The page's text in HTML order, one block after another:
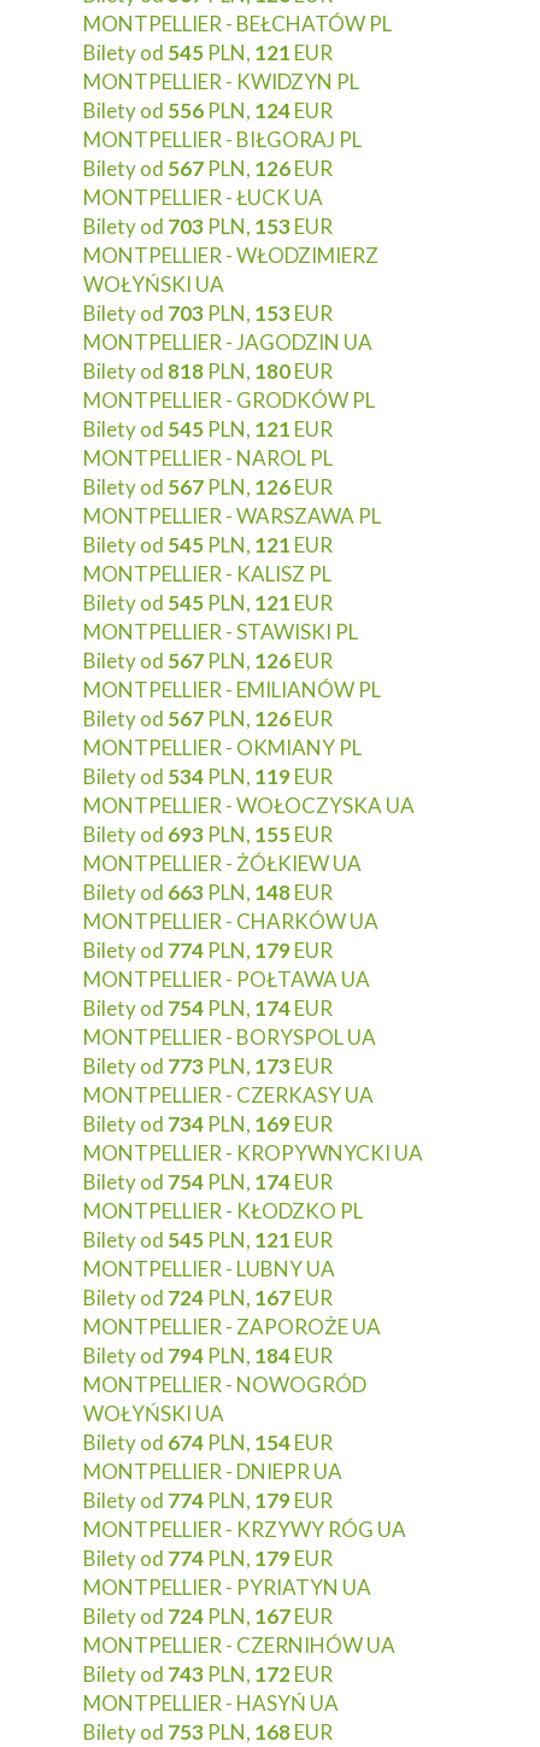
MONTPELLIER - BEŁCHATÓW PL
Bilety od 545 PLN, 121 EUR
MONTPELLIER - KWIDZYN PL
Bilety od 556 PLN, 124EUR
MONTPELLIER - BIŁGORAJ PL
Bilety od 567 PLN, 126EUR
MONTPELLIER - ŁUCK UA
Bilety od 703 PLN, 153EUR
MONTPELLIER - WŁODZIMIERZ
WOŁYŃSKI UA
Bilety od 703 PLN, 153EUR
MONTPELLIER - JAGODZIN UA
Bilety od 818 PLN, 180EUR
MONTPELLIER - GRODKÓW PL
Bilety od 545 PLN, 121 EUR
MONTPELLIER - NAROL PL
Bilety od 567 PLN, 126EUR
MONTPELLIER - WARSZAWA PL
Bilety od 545 PLN, 121 EUR
MONTPELLIER - KALISZ PL
Bilety od 545 PLN, 121 EUR
MONTPELLIER - STAWISKI PL
Bilety od 567 PLN, 126EUR
MONTPELLIER - EMILIANÓW PL
Bilety od 567 PLN, 126EUR
MONTPELLIER - OKMIANY PL
Bilety od 534 PLN, 119EUR
MONTPELLIER - WOŁOCZYSKA UA
Bilety od 693 PLN, 155EUR
MONTPELLIER - ŻÓŁKIEW UA
Bilety od 663 PLN, 148EUR
MONTPELLIER - CHARKÓW UA
Bilety od 774 PLN, 179EUR
MONTPELLIER - POŁTAWA UA
Bilety od 754 PLN, 174EUR
MONTPELLIER - BORYSPOL UA
Bilety od 773 PLN, 173EUR
MONTPELLIER - CZERKASY UA
Bilety od 734 PLN, 169EUR
MONTPELLIER - KROPYWNYCKI UA
Bilety od 754 PLN, 174EUR
MONTPELLIER - KŁODZKO PL
Bilety od 545 PLN, 121 EUR
MONTPELLIER - LUBNY UA
Bilety od 724 PLN, 167EUR
MONTPELLIER - ZAPOROŻE UA
Bilety od 794 PLN, 184EUR
MONTPELLIER - NOWOGRÓD
WOŁYŃSKI UA
Bilety od 674 PLN, 154EUR
MONTPELLIER - DNIEPR UA
Bilety od 774 PLN, 179EUR
MONTPELLIER - KRZYWY RÓG UA
Bilety od 774 PLN, 179EUR
MONTPELLIER - PYRIATYN UA
Bilety od 724 PLN, 167EUR
MONTPELLIER - CZERNIHÓW UA
Bilety od 743 PLN, 172EUR
MONTPELLIER - HASYŃ UA
Bilety od 753 PLN, 168EUR